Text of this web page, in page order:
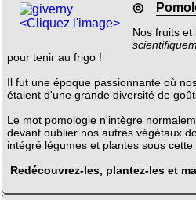
<Cliquez l'image>
◎
Nos fruits
pour tenir au frigo !
Il fut une époque passionnante où
étaient d'une grande diversité de
Le mot pomologie n'intègre
devant oublier nos autres végétaux
intégré légumes et plantes sous cette
Redécouvrez-les, plantez-les et